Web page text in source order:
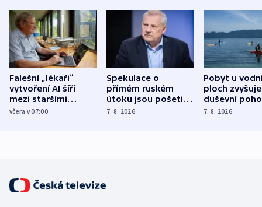
Falešní „lékaři“
vytvoření AI šíří
mezi staršími
Poláky nebezpečné
včera v 07:00
Spekulace o
přímém ruském
útoku jsou pošetilé,
míní estonský
7. 8. 2026
Pobyt u
ploch zvyšuje
duševní
ukázala
7. 8. 2026